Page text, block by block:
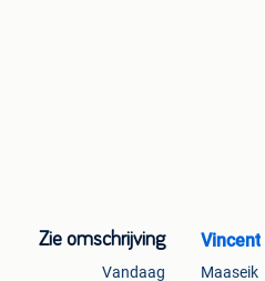
Zie omschrijving
Vandaag
Vincent
Maaseik